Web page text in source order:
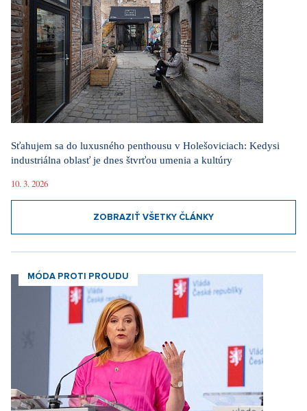
Sťahujem sa do luxusného penthousu v Holešoviciach: Kedysi
industriálna oblasť je dnes štvrťou umenia a kultúry
10. 3. 2026
ZOBRAZIŤ VŠETKY ČLÁNKY
MÓDA PROTI PROUDU